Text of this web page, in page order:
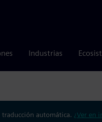
Industrias
traducción automática. ¿Ver en